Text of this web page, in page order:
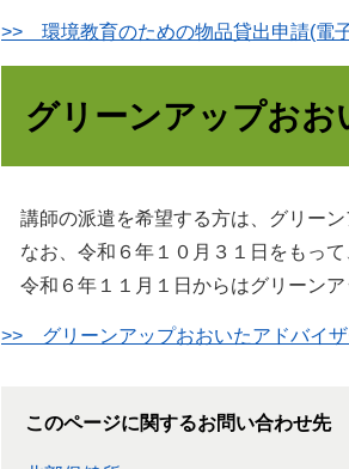
>> 環境教育のための物品貸出申請(電
グリーンアップお
講師の派遣を希望する方は、グリーン
なお、令和６年１０月３１日をもって
令和６年１１月１日からはグリーンア
>> グリーンアップおおいたアドバイ
このページに関するお問い合わせ先